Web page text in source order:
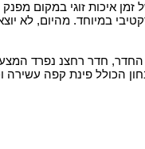
איכות זוגי במקום מפנק
במיוחד. מהיום, לא
החדר, חדר רחצנ נפרד
הכולל פינת קפה עשירה